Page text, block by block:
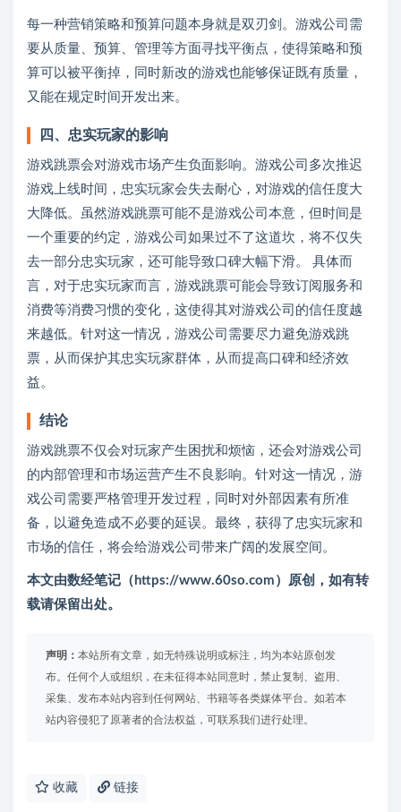
每一种营销策略和预算问题本身就是双刃剑。游戏公司需
要从质量、预算、管理等方面寻找平衡点，使得策略和预
算可以被平衡掉，同时新改的游戏也能够保证既有质量，
又能在规定时间开发出来。
四、忠实玩家的影响
游戏跳票会对游戏市场产生负面影响。游戏公司多次推迟
游戏上线时间，忠实玩家会失去耐心，对游戏的信任度大
大降低。虽然游戏跳票可能不是游戏公司本意，但时间是
一个重要的约定，游戏公司如果过不了这道坎，将不仅失
去一部分忠实玩家，还可能导致口碑大幅下滑。 具体而
言，对于忠实玩家而言，游戏跳票可能会导致订阅服务和
消费等消费习惯的变化，这使得其对游戏公司的信任度越
来越低。针对这一情况，游戏公司需要尽力避免游戏跳
票，从而保护其忠实玩家群体，从而提高口碑和经济效
益。
结论
游戏跳票不仅会对玩家产生困扰和烦恼，还会对游戏公司
的内部管理和市场运营产生不良影响。针对这一情况，游
戏公司需要严格管理开发过程，同时对外部因素有所准
备，以避免造成不必要的延误。最终，获得了忠实玩家和
市场的信任，将会给游戏公司带来广阔的发展空间。
本文由数经笔记（https://www.60so.com）原创，如有转
载请保留出处。
声明： 本站所有文章，如无特殊说明或标注，均为本站原创发
布。任何个人或组织，在未征得本站同意时，禁止复制、盗用、
采集、发布本站内容到任何网站、书籍等各类媒体平台。如若本
站内容侵犯了原著者的合法权益，可联系我们进行处理。
收藏 链接